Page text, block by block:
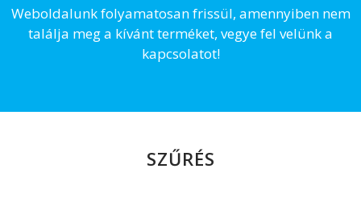
Weboldalunk folyamatosan frissül, amennyiben nem
találja meg a kívánt terméket, vegye fel velünk a
kapcsolatot!​
SZŰRÉS